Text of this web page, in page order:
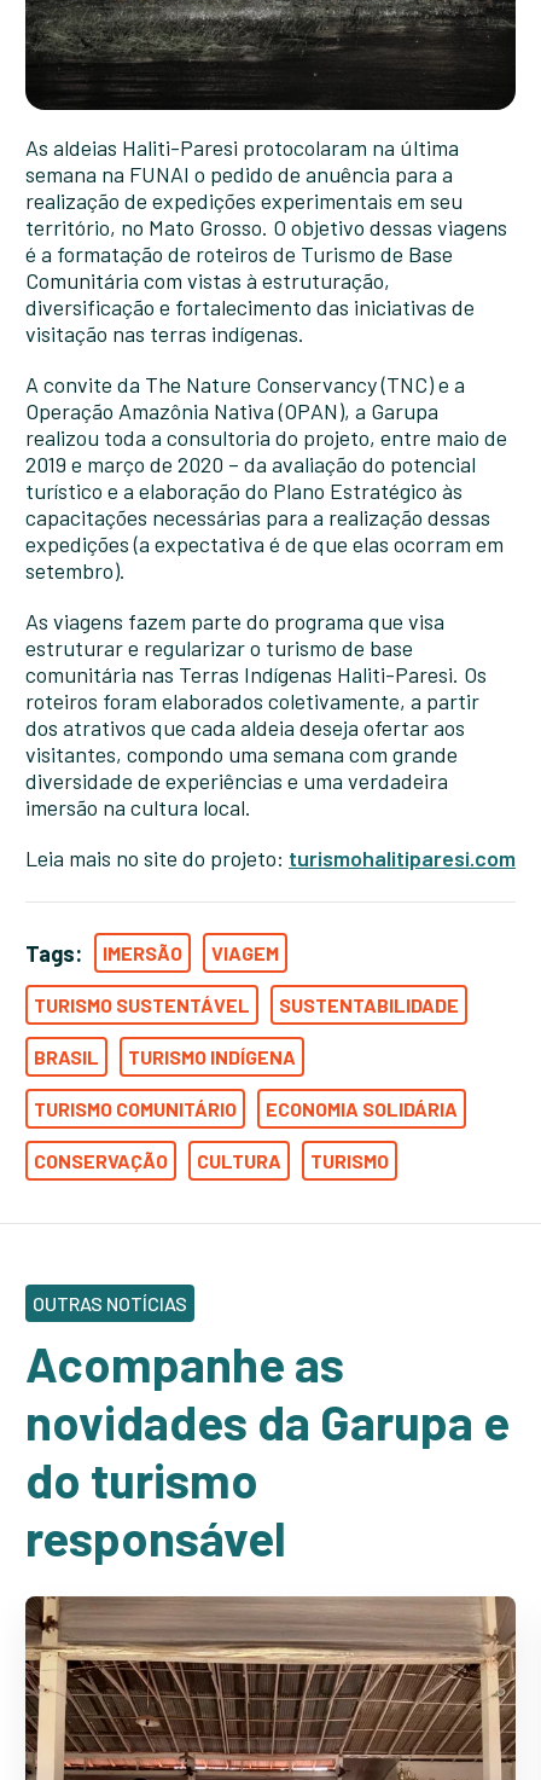
As aldeias Haliti-Paresi protocolaram na última
semana na FUNAI o pedido de anuência para a
realização de expedições experimentais em seu
território, no Mato Grosso. O objetivo dessas viagens
é a formatação de roteiros de Turismo de Base
Comunitária com vistas à estruturação,
diversificação e fortalecimento das iniciativas de
visitação nas terras indígenas.
A convite da The Nature Conservancy (TNC) e a
Operação Amazônia Nativa (OPAN), a Garupa
realizou toda a consultoria do projeto, entre maio de
2019 e março de 2020 – da avaliação do potencial
turístico e a elaboração do Plano Estratégico às
capacitações necessárias para a realização dessas
expedições (a expectativa é de que elas ocorram em
setembro).
As viagens fazem parte do programa que visa
estruturar e regularizar o turismo de base
comunitária nas Terras Indígenas Haliti-Paresi. Os
roteiros foram elaborados coletivamente, a partir
dos atrativos que cada aldeia deseja ofertar aos
visitantes, compondo uma semana com grande
diversidade de experiências e uma verdadeira
imersão na cultura local.
Leia mais no site do projeto: turismohalitiparesi.com
Tags: IMERSÃO VIAGEM
TURISMO SUSTENTÁVEL SUSTENTABILIDADE
BRASIL TURISMO INDÍGENA
TURISMO COMUNITÁRIO ECONOMIA SOLIDÁRIA
CONSERVAÇÃO CULTURA TURISMO
OUTRAS NOTÍCIAS
Acompanhe as
novidades da Garupa e
do turismo
responsável